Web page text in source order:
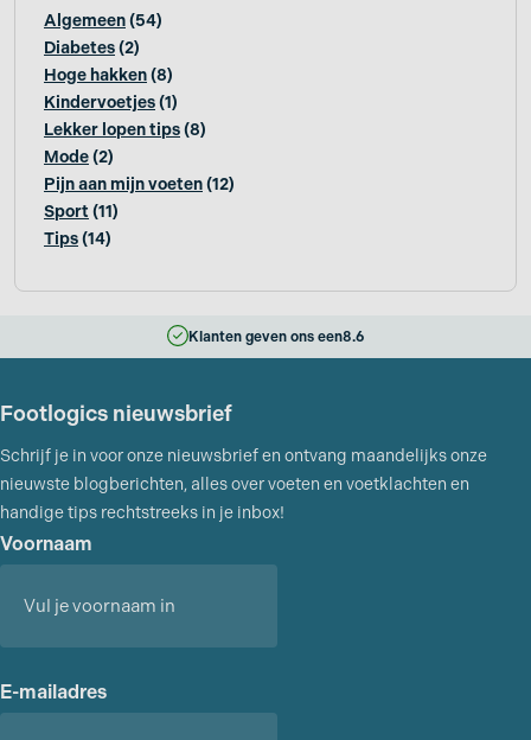
Algemeen(54)
Diabetes(2)
Hoge hakken(8)
Kindervoetjes(1)
Lekker lopen tips(8)
Mode(2)
Pijn aan mijn voeten(12)
Sport (11)
Tips(14)
Klanten geven ons een8.6
Footlogics nieuwsbrief
Schrijf je in voor onze nieuwsbrief en ontvang maandelijks onze
nieuwste blogberichten, alles over voeten en voetklachten en
handige tips rechtstreeks in je inbox!
Voornaam
E-mailadres